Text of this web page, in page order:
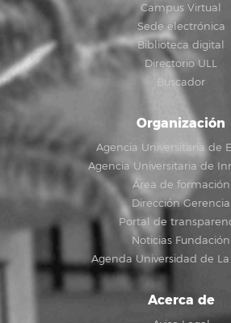
Campus Virtual
Sede electrónica
Biblioteca digital
Directorio ULL
Buscador
Organización
Agencia Universitaria de
Agencia Universitaria de
Área de formación
Dirección Gerencia
Portal de
Noticias Fundación
Agenda Universidad de
Acerca de